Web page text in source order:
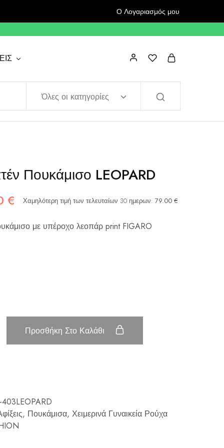
Ο Λογαριασμός μου
Όλες οι κατηγορίες
Πουκάμισο LEOPARD
€ Χαμηλότερη τιμή των τελευταίων 30 ημερων: 79.00 €
με υπέροχο λεοπάρ print FIGARO
Προσθήκη Στο Καλάθι
, Πουκάμισα, Χειμερινά Γυναικεία Ρούχα